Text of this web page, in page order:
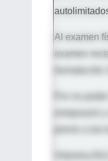
Al examen
examen
Por no
omeprazol
previo a
Vitamina